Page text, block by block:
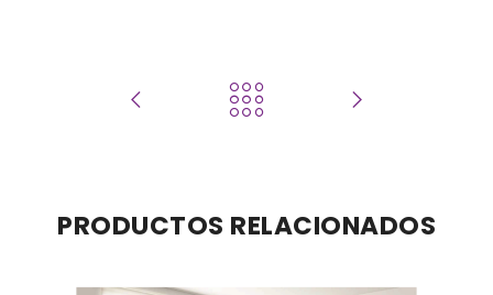
PRODUCTOS RELACIONADOS